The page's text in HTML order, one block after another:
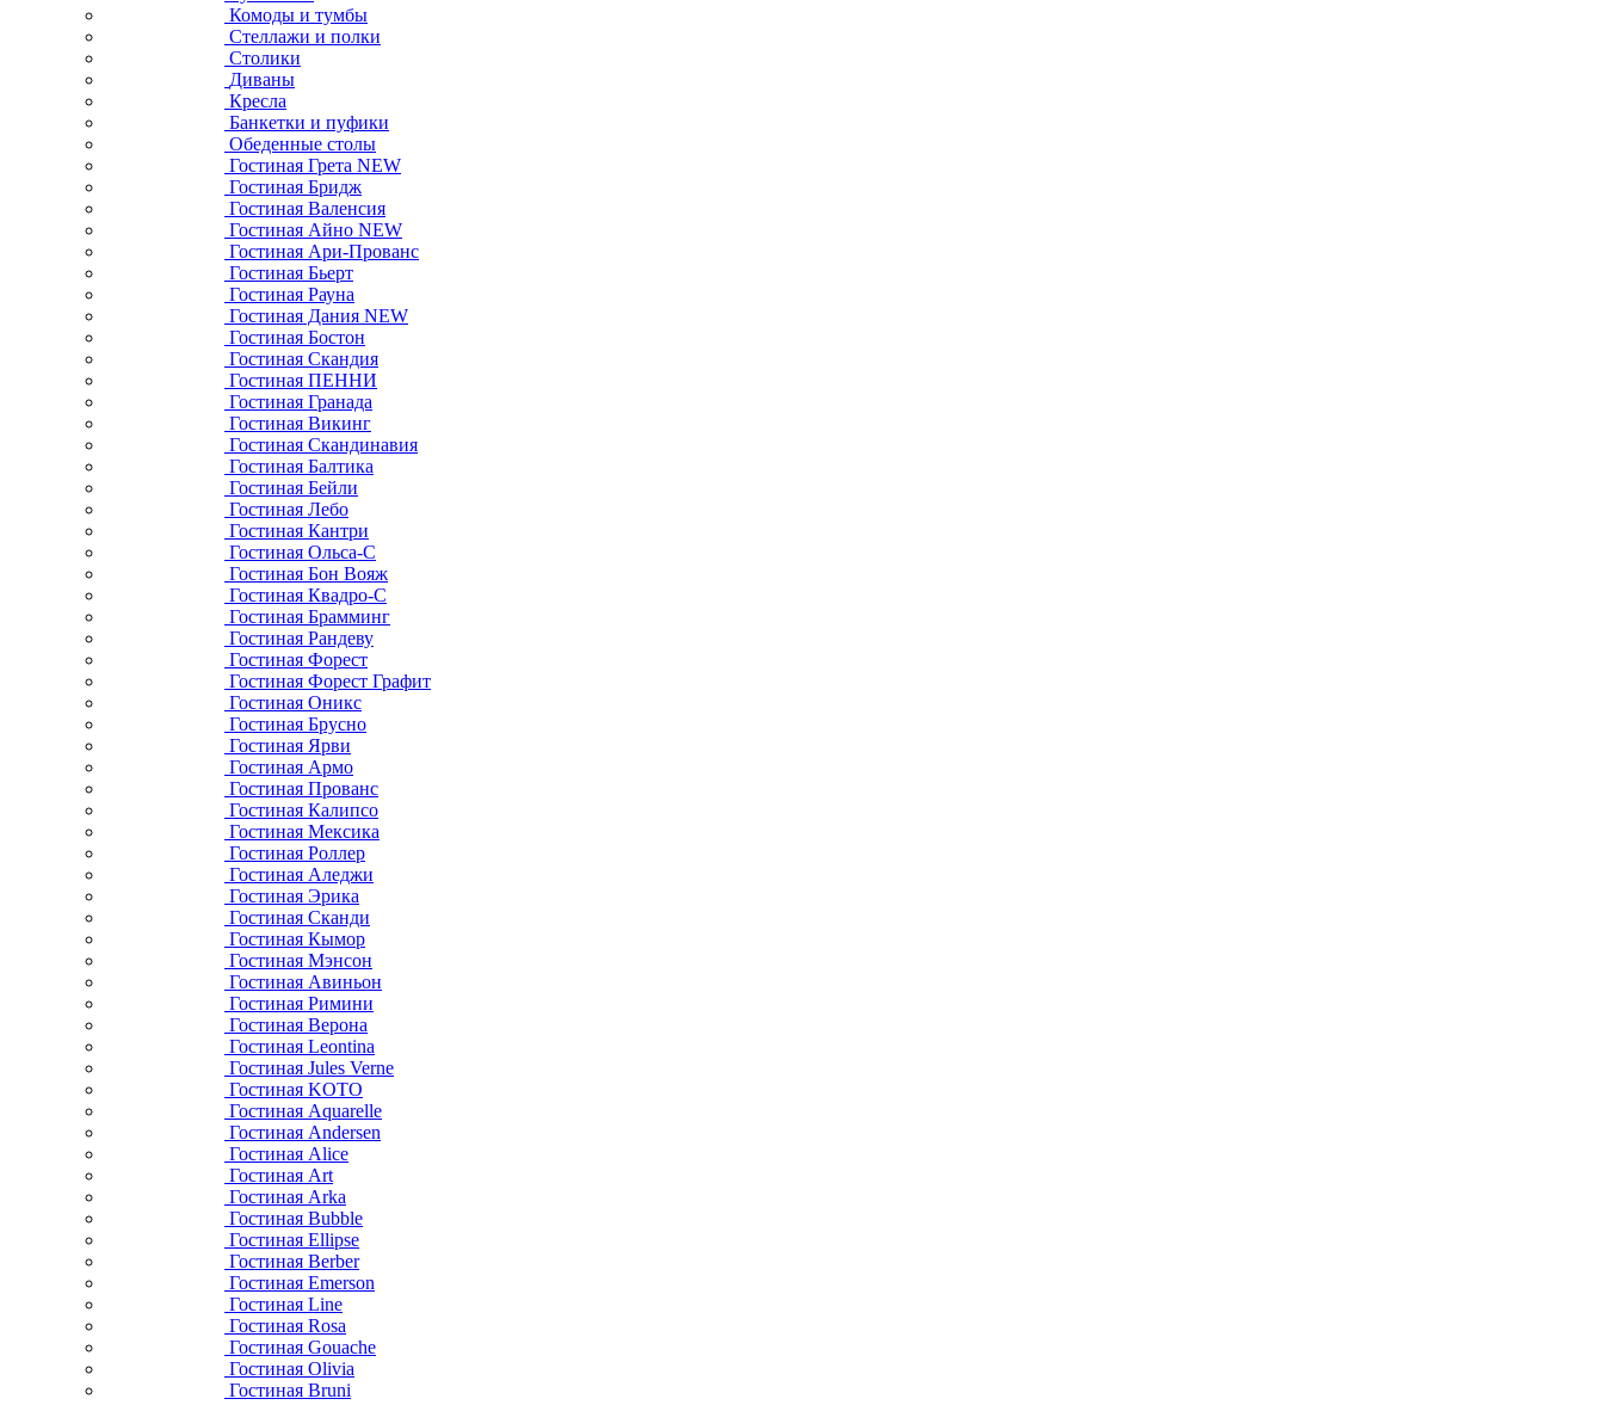
Комоды и тумбы
Стеллажи и полки
Столики
Диваны
Кресла
Банкетки и пуфики
Обеденные столы
Гостиная Грета NEW
Гостиная Бридж
Гостиная Валенсия
Гостиная Айно NEW
Гостиная Ари-Прованс
Гостиная Бьерт
Гостиная Рауна
Гостиная Дания NEW
Гостиная Бостон
Гостиная Скандия
Гостиная ПЕННИ
Гостиная Гранада
Гостиная Викинг
Гостиная Скандинавия
Гостиная Балтика
Гостиная Бейли
Гостиная Лебо
Гостиная Кантри
Гостиная Ольса-С
Гостиная Бон Вояж
Гостиная Квадро-С
Гостиная Брамминг
Гостиная Рандеву
Гостиная Форест
Гостиная Форест Графит
Гостиная Оникс
Гостиная Брусно
Гостиная Ярви
Гостиная Армо
Гостиная Прованс
Гостиная Калипсо
Гостиная Мексика
Гостиная Роллер
Гостиная Аледжи
Гостиная Эрика
Гостиная Сканди
Гостиная Кымор
Гостиная Мэнсон
Гостиная Авиньон
Гостиная Римини
Гостиная Верона
Гостиная Leontina
Гостиная Jules Verne
Гостиная KOTO
Гостиная Aquarelle
Гостиная Andersen
Гостиная Alice
Гостиная Art
Гостиная Arka
Гостиная Bubble
Гостиная Ellipse
Гостиная Berber
Гостиная Emerson
Гостиная Line
Гостиная Rosa
Гостиная Gouache
Гостиная Olivia
Гостиная Bruni